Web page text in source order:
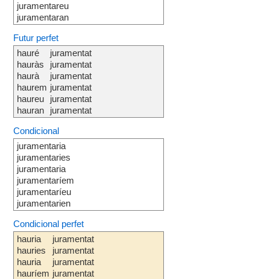
juramentareu
juramentaran
Futur perfet
hauré
hauràs
haurà
haurem
haureu
hauran
juramentat
juramentat
juramentat
juramentat
juramentat
juramentat
Condicional
juramentaria
juramentaries
juramentaria
juramentaríem
juramentaríeu
juramentarien
Condicional perfet
hauria
hauries
hauria
hauríem
juramentat
juramentat
juramentat
juramentat